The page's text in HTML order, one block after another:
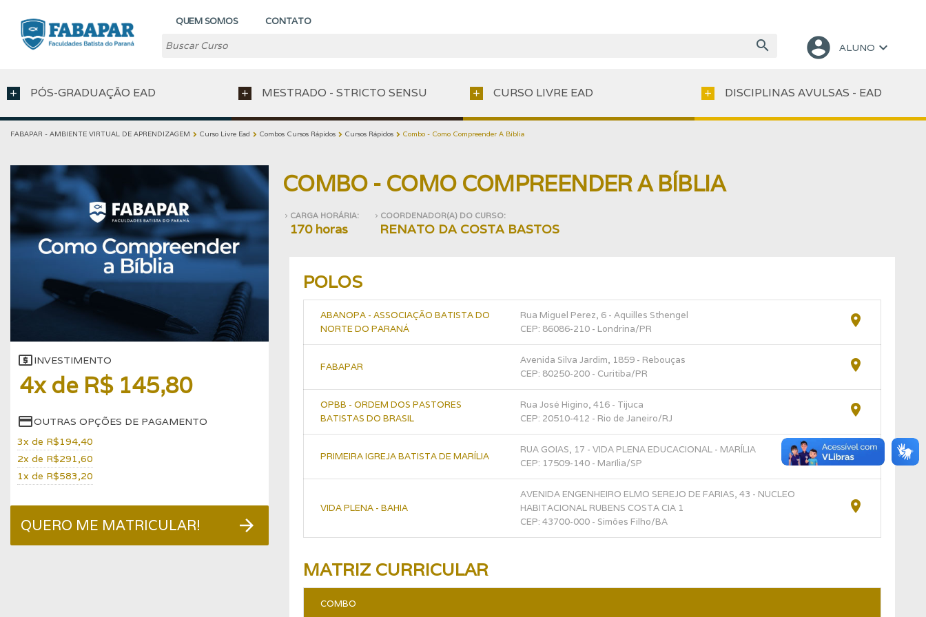
QUEM SOMOS CONTATO
search account_circle ALUNO keyboard_arrow_down
add PÓS-GRADUAÇÃO EAD add MESTRADO - STRICTO SENSU add CURSO LIVRE EAD add DISCIPLINAS AVULSAS - EAD
FABAPAR - AMBIENTE VIRTUAL DE APRENDIZAGEM chevron_right Curso Livre Ead chevron_right Combos Cursos Rápidos chevron_right Cursos Rápidos chevron_right Combo - Como Compreender A Bíblia
local_atmINVESTIMENTO
4x de R$ 145,80
credit_cardOUTRAS OPÇÕES DE PAGAMENTO
3x de R$194,40
2x de R$291,60
1x de R$583,20
QUERO ME MATRICULAR! arrow_forward
COMBO - COMO COMPREENDER A BÍBLIA
navigate_next CARGA HORÁRIA:
170 horas
navigate_next COORDENADOR(A) DO CURSO:
RENATO DA COSTA BASTOS
POLOS
ABANOPA - ASSOCIAÇÃO BATISTA DO
NORTE DO PARANÁ
Rua Miguel Perez, 6 - Aquilles Sthengel
CEP: 86086-210 - Londrina/PR
location_on
FABAPAR
Avenida Silva Jardim, 1859 - Rebouças
CEP: 80250-200 - Curitiba/PR
location_on
OPBB - ORDEM DOS PASTORES
BATISTAS DO BRASIL
Rua José Higino, 416 - Tijuca
CEP: 20510-412 - Rio de Janeiro/RJ
location_on
PRIMEIRA IGREJA BATISTA DE MARÍLIA
RUA GOIAS, 17 - VIDA PLENA EDUCACIONAL - MARÍLIA
CEP: 17509-140 - Marília/SP
location_on
VIDA PLENA - BAHIA
AVENIDA ENGENHEIRO ELMO SEREJO DE FARIAS, 43 - NUCLEO
HABITACIONAL RUBENS COSTA CIA 1
CEP: 43700-000 - Simões Filho/BA
location_on
MATRIZ CURRICULAR
COMBO